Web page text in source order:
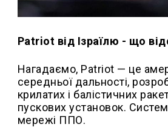
Patriot від Ізраїлю - що
Нагадаємо, Patriot — це
середньої дальності,
крилатих і балістичних
пускових установок.
мережі ППО.